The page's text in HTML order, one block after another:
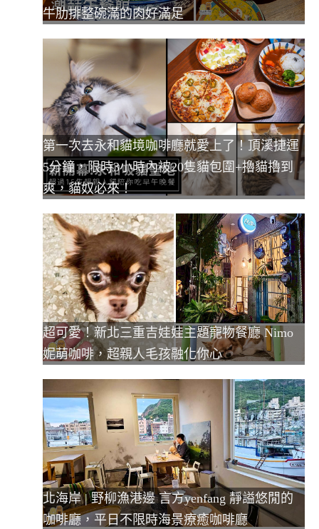
牛肋排整碗滿的肉好滿足
第一次去永和貓境咖啡廳就愛上了！頂溪捷運
5分鐘，限時3小時內被20隻貓包圍+擼貓擼到
爽，貓奴必來！
超可愛！新北三重吉娃娃主題寵物餐廳 Nimo
妮萌咖啡，超親人毛孩融化你心
北海岸 | 野柳漁港邊 言方yenfang 靜謚悠閒的
咖啡廳，平日不限時海景療癒咖啡廳